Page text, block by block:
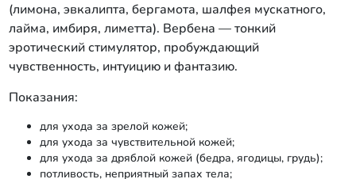
(лимона, эвкалипта, бергамота, шалфея мускатного,
лайма, имбиря, лиметта). Вербена — тонкий
эротический стимулятор, пробуждающий
чувственность, интуицию и фантазию.
Показания:
для ухода за зрелой кожей;
для ухода за чувствительной кожей;
для ухода за дряблой кожей (бедра, ягодицы, грудь);
потливость, неприятный запах тела;